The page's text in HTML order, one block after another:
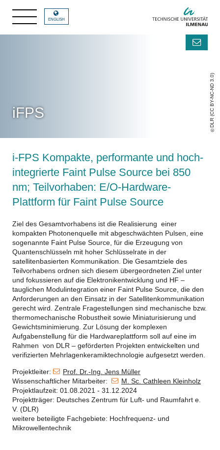
DLR (CC BY-NC-ND 3.0)
ENGLISH
iFPS
i-FPS Kompakte, performante und hoch-
integrierte Faint Pulse Source bei 850
nm; Teilvorhaben: E/O-Hardware-
Plattform für Faint Pulse Source
Ziel des Gesamtvorhabens ist die Realisierung einer
kompakten Photonenquelle mit abgeschwächten Pulsen, eine
sogenannte Faint Pulse Source, für die Erzeugung von
Quantenschlüsseln mit hoher Schlüsselrate in der
satellitenbasierten Kommunikation. Die Gesamtziele des
Teilvorhabens ordnen sich diesem übergeordneten Ziel unter
und fokussieren auf die Elektronikentwicklung und HF –
tauglichen Modulintegration einer Faint Pulse Source, die den
Anforderungen an den Einsatz in der Satellitenkommunikation
gerecht wird. Zentrale Fragestellungen sind mechanische bzw.
thermomechanische Robustheit sowie Miniaturisierung und
Gewichtsminimierung. Zur Lösung der komplexen
Aufgabenstellung für die Hardwareplattform soll auf eine im
Rahmen von DLR – geförderten Projekten entwickelten und
verifizierten Mehrlagenkeramiktechnologie aufgesetzt werden.
Projektleiter:
Prof. Dr.-Ing. Jens Müller
Wissenschaftlicher Mitarbeiter:
M. Sc. Cathleen Kleinholz
Projektlaufzeit: 01.08.2021 - 31.12.2024
Projektträger: Deutsches Zentrum für Luft- und Raumfahrt e.
V. (DLR)
weitere beteiligte Fachgebiete: Hochfrequenz- und
Mikrowellentechnik